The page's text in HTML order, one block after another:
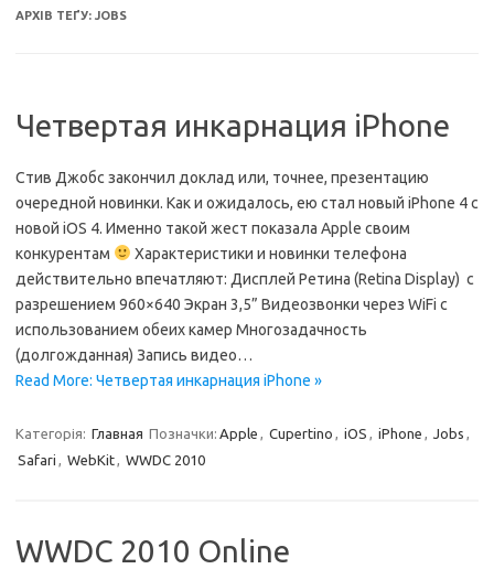
АРХІВ ТЕҐУ: JOBS
Четвертая инкарнация iPhone
Стив Джобс закончил доклад или, точнее, презентацию
очередной новинки. Как и ожидалось, ею стал новый iPhone 4 c
новой iOS 4. Именно такой жест показала Apple своим
конкурентам
Характеристики и новинки телефона
действительно впечатляют: Дисплей Ретина (Retina Display) c
разрешением 960×640 Экран 3,5” Видеозвонки через WiFi с
использованием обеих камер Многозадачность
(долгожданная) Запись видео…
Read More: Четвертая инкарнация iPhone »
Категорія: Главная Позначки: Apple , Cupertino , iOS , iPhone , Jobs ,
Safari , WebKit, WWDC 2010
WWDC 2010 Online